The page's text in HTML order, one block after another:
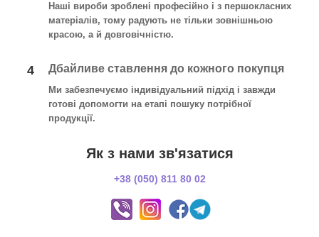
Наші вироби зроблені професійно і з першокласних
матеріалів, тому радують не тільки зовнішньою
красою, а й довговічністю.
4 Дбайливе ставлення до кожного покупця
Ми забезпечуємо індивідуальний підхід і завжди
готові допомогти на етапі пошуку потрібної
продукції.
Як з нами зв'язатися
+38 (050) 811 80 02